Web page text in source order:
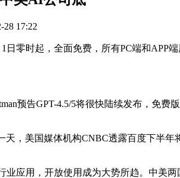
28 17:22
时起，全面免费，所有PC端和APP
预告GPT-4.5/5将很快陆续发布，免费
，美国媒体机构CNBC透露百度下半年
用，开放使用成为大势所趋。中美两